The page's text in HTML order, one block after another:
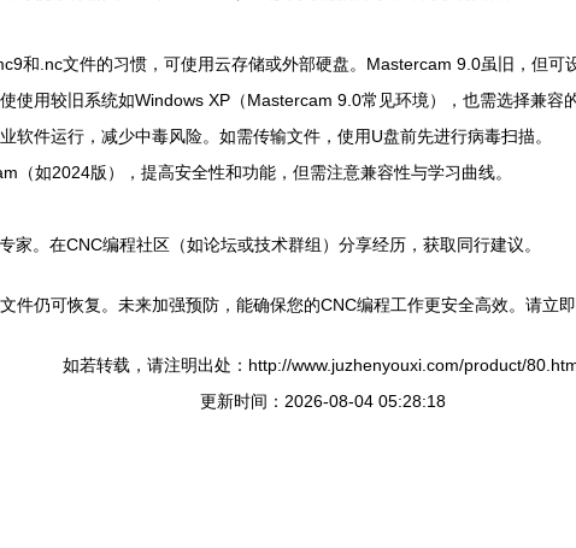
和.nc文件的习惯，可使用云存储或外部硬盘。Mastercam 9.0虽旧，但可
使用较旧系统如Windows XP（Mastercam 9.0常见环境），也需选择兼容
软件运行，减少中毒风险。如需传输文件，使用U盘前先进行病毒扫描。
（如2024版），提高安全性和功能，但需注意兼容性与学习曲线。
。在CNC编程社区（如论坛或技术群组）分享经历，获取同行建议。
件仍可恢复。未来加强预防，能确保您的CNC编程工作更安全高效。请立
如若转载，请注明出处：http://www.juzhenyouxi.com/product/
更新时间：2026-08-04 05:28:18